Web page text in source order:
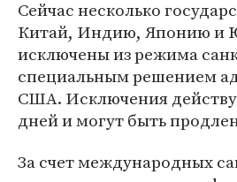
Сейчас несколько
Китай, Индию, Японию и
исключены из режима
специальным решением
США. Исключения
дней и могут быть
За счет международных